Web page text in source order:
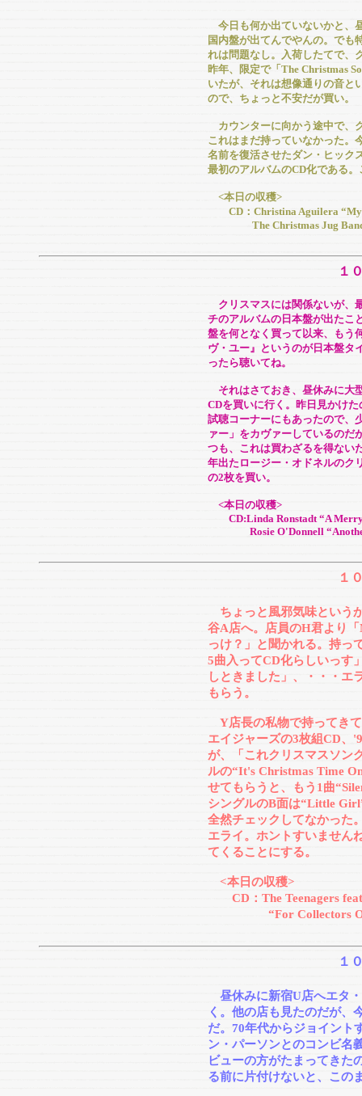
今日も何か出ていないかと、
国内盤が出てんでやんの。でも
れは問題なし。入荷したてで、
昨年、限定で「The Christmas
いたが、それは想像通りの音と
ので、ちょっと不安だが買い。
カウンターに向かう途中で、
これはまだ持っていなかった。
名前を復活させたダン・ヒック
最初のアルバムのCD化である
<本日の収穫>
CD：Christina Aguilera “My
The Christmas Jug Band
１
クリスマスには関係ないが、
チのアルバムの日本盤が出たこ
盤を何となく買って以来、もう
ヴ・ユー』というのが日本盤タ
ったら聴いてね。
それはさておき、昼休みに大
CDを買いに行く。昨日見かけ
試聴コーナーにもあったので、
ァー」をカヴァーしているのだ
つも、これは買わざるを得ない
年出たロージー・オドネルのク
の2枚を買い。
<本日の収穫>
CD:Linda Ronstadt “A
Rosie O'Donnell “Another
１
ちょっと風邪気味という
谷A店へ。店員のH君より
っけ？」と聞かれる。持っ
5曲入ってCD化らしいっす
しときました」、・・・エ
もらう。
Y店長の私物で持ってき
エイジャーズの3枚組CD、
が、「これクリスマスソン
ルの“It's Christmas Time
せてもらうと、もう1曲
シングルのB面は“Little
全然チェックしてなかった
エライ。ホントすいません
てくることにする。
<本日の収穫>
CD：The Teenagers
“For Collectors Only”
１
昼休みに新宿U店へエタ
く。他の店も見たのだが、
だ。70年代からジョイント
ン・パーソンとのコンビ名
ビューの方がたまってきた
る前に片付けないと、この